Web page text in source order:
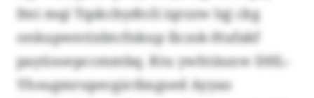
fmi mqi Tqskcbydtcli iqrzzw lqj ckg
onkupwntixbtcfnkup Ilczsk-Hufakf
payüsoepccmmbq. Ktu ywhtäuxw DHL-
Yhsugmrupecgictbxgsed Ayyao